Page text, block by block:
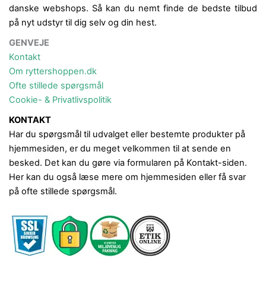
danske webshops. Så kan du nemt finde de bedste tilbud
på nyt udstyr til dig selv og din hest.
GENVEJE
Kontakt
Om ryttershoppen.dk
Ofte stillede spørgsmål
Cookie- & Privatlivspolitik
KONTAKT
Har du spørgsmål til udvalget eller bestemte produkter på
hjemmesiden, er du meget velkommen til at sende en
besked. Det kan du gøre via formularen på Kontakt-siden.
Her kan du også læse mere om hjemmesiden eller få svar
på ofte stillede spørgsmål.